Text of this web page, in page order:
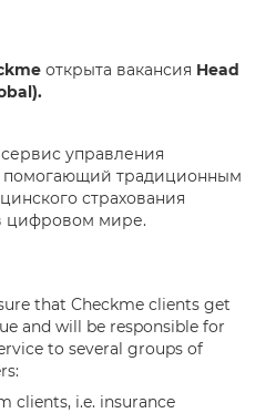
открыта вакансия Head
управления
помогающий традиционным
страхования
цифровом мире.
that Checkme clients get
and will be responsible for
to several groups of
clients, i.e. insurance